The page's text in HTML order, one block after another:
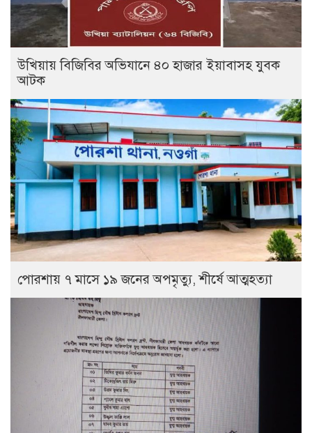
উখিয়ায় বিজিবির অভিযানে ৪০ হাজার ইয়াবাসহ যুবক
আটক
পোরশায় ৭ মাসে ১৯ জনের অপমৃত্যু, শীর্ষে আত্মহত্যা